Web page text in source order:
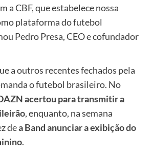
a CBF, que estabelece nossa
plataforma do futebol
Pedro Presa, CEO e cofundador
a outros recentes fechados pela
o futebol brasileiro. No
acertou para transmitir a
, enquanto, na semana
dea Band anunciar a exibição do
.